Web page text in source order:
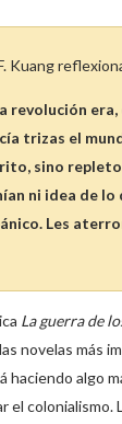
Kuang
revolución era,
trizas el
sino
ni idea de lo
Les
La guerra de
novelas más
haciendo algo
el colonialismo.